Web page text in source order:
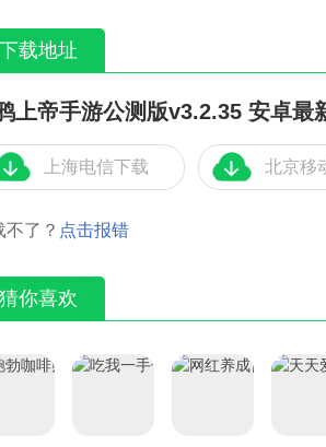
下载地址
上帝手游公测版v3.2.35 安卓最
上海电信下载 北京移
不了？ 点击报错
猜你喜欢